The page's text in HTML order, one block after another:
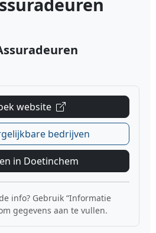
website
bedrijven
in Doetinchem
info? Gebruik “Informatie
gegevens aan te vullen.